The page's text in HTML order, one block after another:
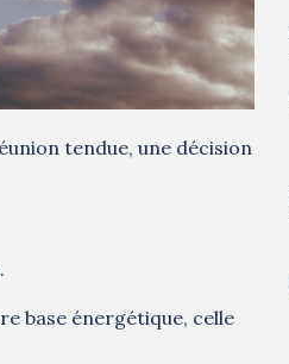
tendue, une décision
base énergétique, celle